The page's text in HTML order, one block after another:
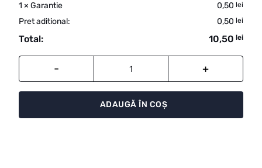
1 × Garantie 0,50 lei
Pret aditional: 0,50 lei
Total: 10,50 lei
ADAUGĂ ÎN COȘ